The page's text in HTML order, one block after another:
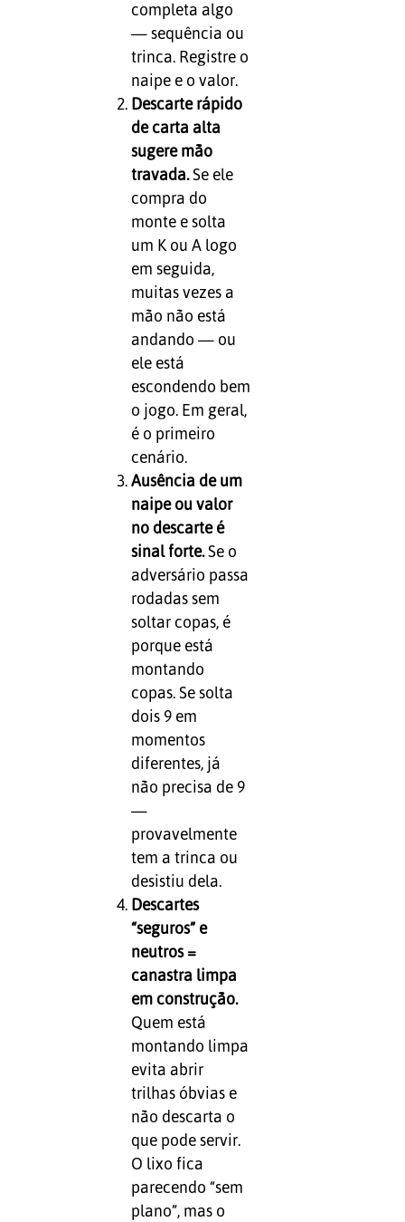
completa algo
— sequência ou
trinca. Registre o
naipe e o valor.
Descarte rápido
de carta alta
sugere mão
travada.Se ele
compra do
monte e solta
um K ou A logo
em seguida,
muitas vezes a
mão não está
andando — ou
ele está
escondendo bem
o jogo. Em geral,
é o primeiro
cenário.
Ausência de um
naipe ou valor
no descarte é
sinal forte.Se o
adversário passa
rodadas sem
soltar copas, é
porque está
montando
copas. Se solta
dois 9 em
momentos
diferentes, já
não precisa de 9
—
provavelmente
tem a trinca ou
desistiu dela.
Descartes
“seguros” e
neutros =
canastra limpa
em construção.
Quem está
montando limpa
evita abrir
trilhas óbvias e
não descarta o
que pode servir.
O lixo fica
parecendo “sem
plano”, mas o